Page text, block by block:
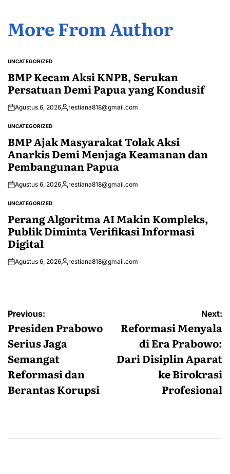
More From Author
POSTED
UNCATEGORIZED
BMP Kecam Aksi KNPB, Serukan
Persatuan Demi Papua yang Kondusif
Agustus 6, 2026Posted
restiana818@gmail.com
POSTED
UNCATEGORIZED
BMP Ajak Masyarakat Tolak Aksi
Anarkis Demi Menjaga Keamanan dan
Pembangunan Papua
Agustus 6, 2026Posted
restiana818@gmail.com
POSTED
UNCATEGORIZED
Perang Algoritma AI Makin Kompleks,
Publik Diminta Verifikasi Informasi
Digital
Agustus 6, 2026Posted
restiana818@gmail.com
Navigasi
pos
Previous:
Presiden Prabowo
Serius Jaga
Semangat
Reformasi dan
Berantas Korupsi
Next:
Reformasi Menyala
di Era Prabowo:
Dari Disiplin Aparat
ke Birokrasi
Profesional